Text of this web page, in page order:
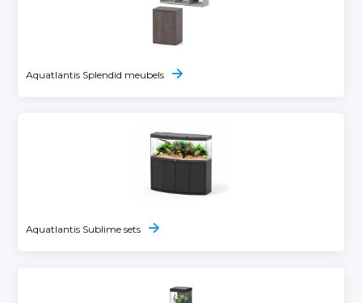
Aquatlantis Splendid meubels
Aquatlantis Sublime sets